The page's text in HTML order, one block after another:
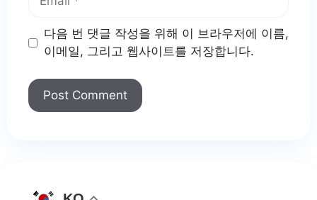
다음 번 댓글 작성을 위해 이 브라우저에 이름,
이메일, 그리고 웹사이트를 저장합니다.